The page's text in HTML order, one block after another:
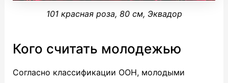
101 красная роза, 80 см, Эквадор
Кого считать молодежью
Согласно классификации ООН, молодыми